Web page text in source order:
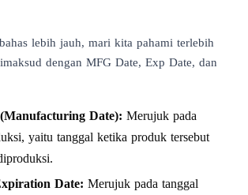
lebih jauh, mari kita pahami terlebih
dengan MFG Date, Exp Date, dan
Date): Merujuk pada
yaitu tanggal ketika produk tersebut
Date: Merujuk pada tanggal